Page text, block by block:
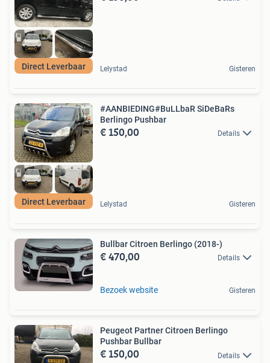
Direct Leverbaar Lelystad Gisteren
Direct Leverbaar
#AANBIEDING#BuLLbaR SiDeBaRs
Berlingo Pushbar
€ 150,00 Details
Lelystad Gisteren
Bullbar Citroen Berlingo (2018-)
€ 470,00 Details
Bezoek website Gisteren
Peugeot Partner Citroen Berlingo
Pushbar Bullbar
€ 150,00 Details